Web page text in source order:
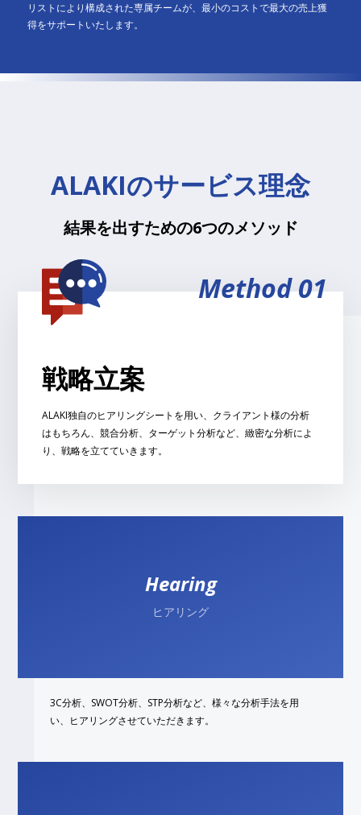
HOME
Development
Security policy
リストにより構成された専属チームが、最小のコストで最大の売上獲
得をサポートいたします。
ALAKIのサービス理念
結果を出すための6つのメソッド
Method 01
戦略立案
ALAKI独自のヒアリングシートを用い、クライアント様の分析
はもちろん、競合分析、ターゲット分析など、緻密な分析によ
り、戦略を立てていきます。
Hearing
ヒアリング
3C分析、SWOT分析、STP分析など、様々な分析手法を用
い、ヒアリングさせていただきます。